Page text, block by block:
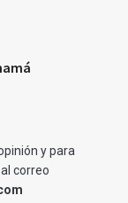
y para
correo